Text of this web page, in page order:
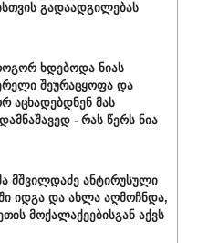
გადაადგილებას
ხდებოდა ნიას
შეურაცყოფა და
აცხადებდნენ მას
- რას წერს ნია
მშვილდაძე ანტირუსული
იდგა და ახლა აღმოჩნდა,
მოქალაქეებისგან აქვს